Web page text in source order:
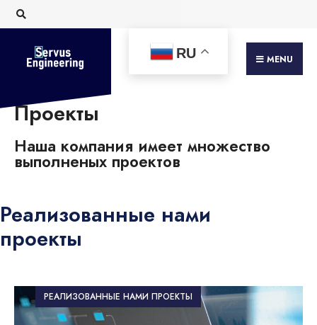
MENU
RU
Проекты
Наша компания имеет множество
выполненых проектов
Реализованные нами
проекты
РЕАЛИЗОВАННЫЕ НАМИ ПРОЕКТЫ